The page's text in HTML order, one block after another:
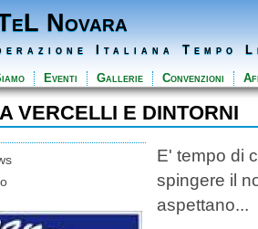
Novara
Italiana Tempo
Eventi Gallerie Convenzioni
VERCELLI E DINTORNI
E' tempo di
spingere il
aspettano...